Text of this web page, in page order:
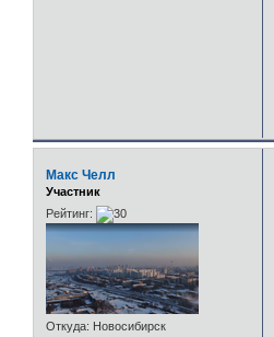
Макс Челл
Участник
Рейтинг:
Откуда: Новосибирск